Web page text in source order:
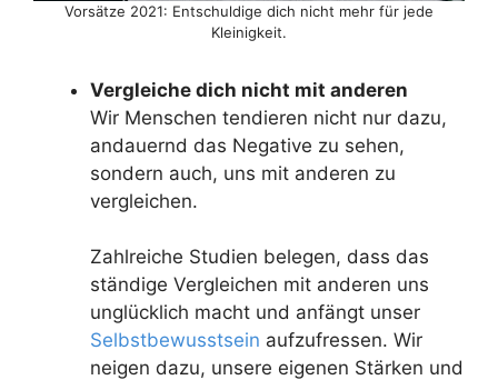
Vorsätze 2021: Entschuldige dich nicht mehr für jede
Kleinigkeit.
Vergleiche dich nicht mit anderen
Wir Menschen tendieren nicht nur dazu,
andauernd das Negative zu sehen,
sondern auch, uns mit anderen zu
vergleichen.
Zahlreiche Studien belegen, dass das
ständige Vergleichen mit anderen uns
unglücklich macht und anfängt unser
Selbstbewusstsein aufzufressen. Wir
neigen dazu, unsere eigenen Stärken und